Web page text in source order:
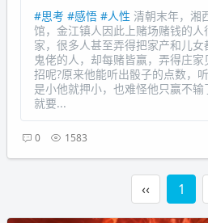
#思考 #感悟 #人性 清朝末年，湘
馆，金江镇人因此上赌场赌钱的
家，很多人甚至弄得把家产和儿
鬼佬的人，却每赌皆赢，弄得庄
招呢?原来他能听出骰子的点数，
是小他就押小，也难怪他只赢不
就要...
0 1583
‹‹ 1